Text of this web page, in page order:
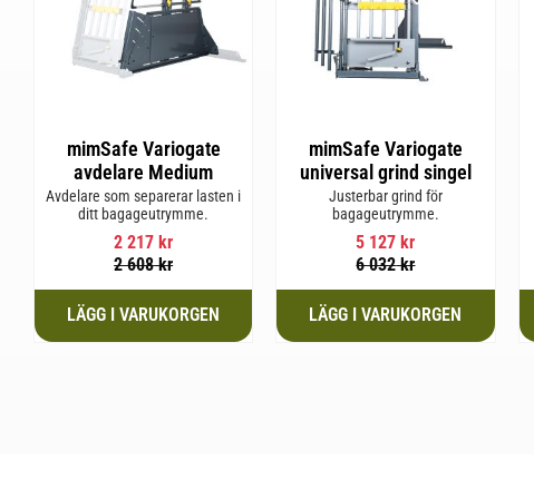
mimSafe Variogate
avdelare Medium
Avdelare som separerar lasten i
ditt bagageutrymme.
2 217 kr
2 608kr
mimSafe Variogate
universal grind singel
Justerbar grind för
bagageutrymme.
5 127 kr
6 032kr